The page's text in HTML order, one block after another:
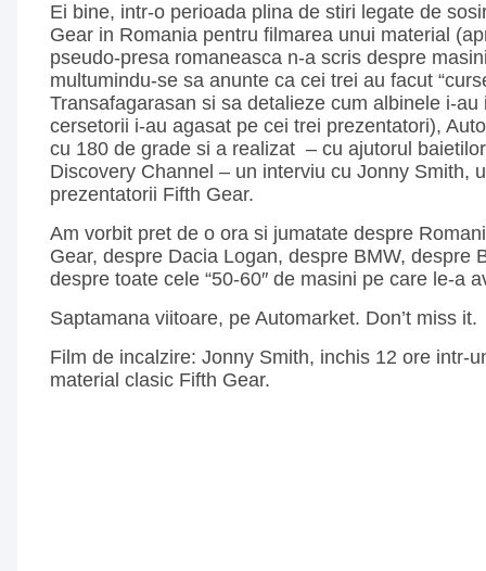
Ei bine, intr-o perioada plina de stiri legate de
Gear in Romania pentru filmarea unui material
pseudo-presa romaneasca n-a scris despre
multumindu-se sa anunte ca cei trei au facut
Transafagarasan si sa detalieze cum albinele i-au
cersetorii i-au agasat pe cei trei prezentatori),
cu 180 de grade si a realizat – cu ajutorul
Discovery Channel – un interviu cu Jonny Smith,
prezentatorii Fifth Gear.
Am vorbit pret de o ora si jumatate despre
Gear, despre Dacia Logan, despre BMW, despre
despre toate cele “50-60″ de masini pe care le-a
Saptamana viitoare, pe Automarket. Don’t miss it.
Film de incalzire: Jonny Smith, inchis 12 ore intr-
material clasic Fifth Gear.